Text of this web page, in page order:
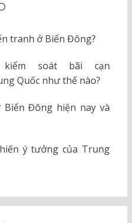
tranh ở Biển Đông?
kiểm soát bãi cạn
Quốc như thế nào?
Đông hiện nay và
ý tưởng của Trung